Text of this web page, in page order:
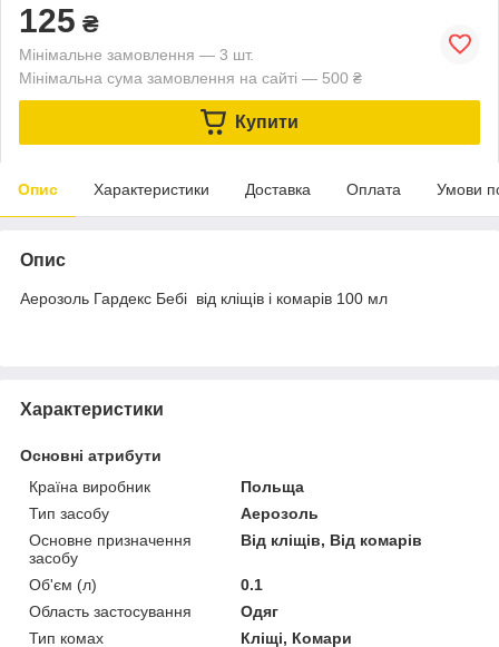
125 ₴
Мінімальне замовлення — 3 шт.
Мінімальна сума замовлення на сайті — 500 ₴
Купити
Опис Характеристики Доставка Оплата Умови
Опис
Аерозоль Гардекс Бебі від кліщів і комарів 100 мл
Характеристики
Основні атрибути
Країна виробник
Польща
Тип засобу
Аерозоль
Основне призначення
засобу
Від кліщів, Від комарів
Об'єм (л)
0.1
Область застосування
Одяг
Тип комах
Кліщі, Комари